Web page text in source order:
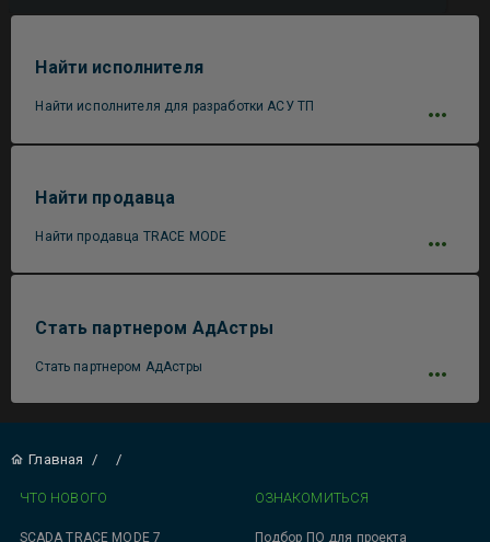
Найти исполнителя
Найти исполнителя для разработки АСУ ТП
Найти продавца
Найти продавца TRACE MODE
Стать партнером АдАстры
Стать партнером АдАстры
Главная / /
ЧТО НОВОГО
SCADA TRACE MODE 7
ОЗНАКОМИТЬСЯ
Подбор ПО для проекта